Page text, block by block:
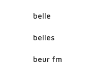
belle
belles
beur fm